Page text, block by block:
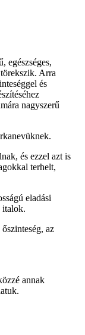
egészséges,
törekszik. Arra
és
nagyszerű
és ezzel azt is
terhelt,
eladási
italok.
az
annak